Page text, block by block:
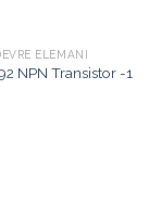
ELEMANI
NPN Transistor -1